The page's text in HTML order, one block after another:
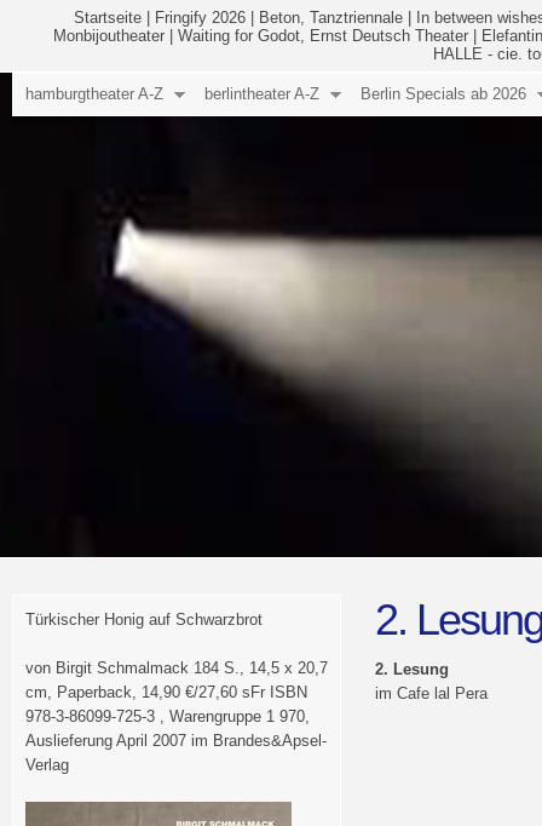
Startseite Fringify 2026 Beton, Tanztriennale
In between
Monbijoutheater
Waiting for Godot, Ernst Deutsch Theater
HALLE - cie.
hamburgtheater A-Z berlintheater A-Z Berlin Specials ab 2026
2.
2. Lesung
im Cafe lal Pera
Türkischer Honig auf Schwarzbrot
von Birgit Schmalmack 184 S., 14,5 x 20,7
cm, Paperback, 14,90 €/27,60 sFr ISBN
978-3-86099-725-3 , Warengruppe 1 970,
Auslieferung April 2007 im Brandes&Apsel-
Verlag